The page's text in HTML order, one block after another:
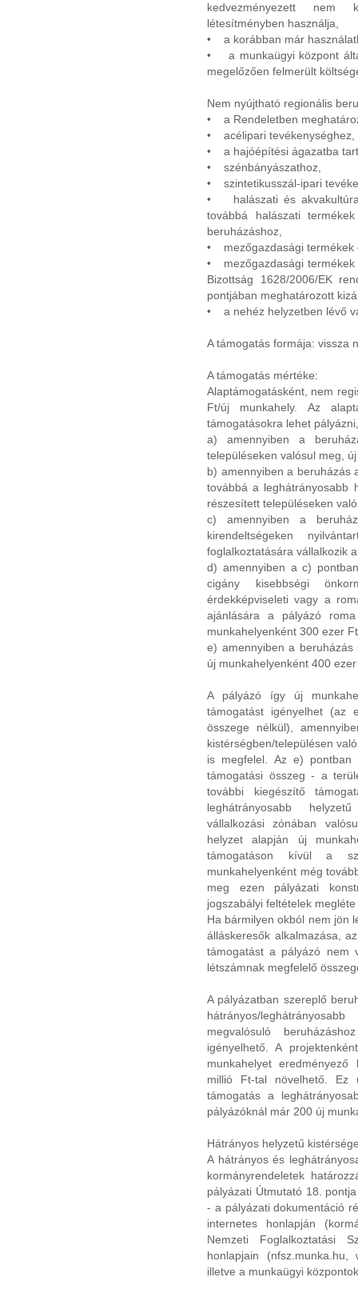
kedvezményezett nem
létesítményben használja,
• a korábban már
• a munkaügyi központ
megelőzően felmerült
Nem nyújtható regionális
• a Rendeletben
• acélipari tevékenységhez,
• a hajóépítési ágazatba
• szénbányászathoz,
• szintetikusszál-ipari
• halászati és akvakultúra
továbbá halászati
beruházáshoz,
• mezőgazdasági termékek
• mezőgazdasági termékek
Bizottság 1628/2006/EK
pontjában meghatározott
• a nehéz helyzetben lévő
A támogatás formája: vissza
A támogatás mértéke:
Alaptámogatásként, nem
Ft/új munkahely. Az
támogatásokra lehet
a) amennyiben a
településeken valósul meg,
b) amennyiben a beruházás
továbbá a leghátrányosabb
részesített településeken
c) amennyiben a
kirendeltségeken
foglalkoztatására vállalkozik
d) amennyiben a c)
cigány kisebbségi
érdekképviseleti vagy a
ajánlására a pályázó
munkahelyenként 300 ezer
e) amennyiben a
új munkahelyenként 400
A pályázó így új
támogatást igényelhet (az
összege nélkül),
kistérségben/településen
is megfelel. Az e) pontban
támogatási összeg - a
további kiegészítő
leghátrányosabb
vállalkozási zónában
helyzet alapján új
támogatáson kívül a
munkahelyenként még
meg ezen pályázati
jogszabályi feltételek
Ha bármilyen okból nem jön
álláskeresők alkalmazása,
támogatást a pályázó nem
létszámnak megfelelő
A pályázatban szereplő
hátrányos/
megvalósuló
igényelhető. A
munkahelyet
millió Ft-tal növelhető. Ez
támogatás a
pályázóknál már 200 új
Hátrányos helyzetű
A hátrányos és
kormányrendeletek
pályázati Útmutató 18.
- a pályázati dokumentáció
internetes honlapján
Nemzeti Foglalkoztatási
honlapjain (nfsz.munka.hu,
illetve a munkaügyi